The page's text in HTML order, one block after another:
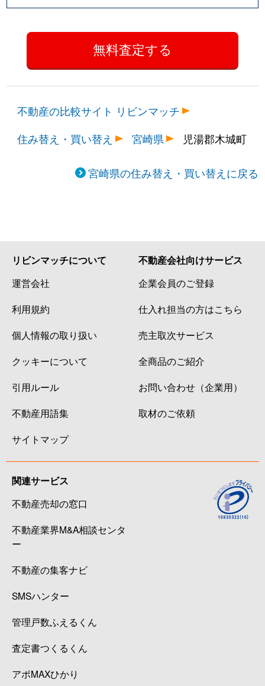
不動産の比較サイト リビンマッチ
住み替え・買い替え
宮崎県 児湯郡木城町
宮崎県の住み替え・買い替えに戻る
リビンマッチについて
運営会社
利用規約
個人情報の取り扱い
クッキーについて
引用ルール
不動産用語集
サイトマップ
不動産会社向けサービス
企業会員のご登録
仕入れ担当の方はこちら
売主取次サービス
全商品のご紹介
お問い合わせ（企業用）
取材のご依頼
関連サービス
不動産売却の窓口
不動産業界M&A相談センタ
ー
不動産の集客ナビ
SMSハンター
管理戸数ふえるくん
査定書つくるくん
アポMAXひかり